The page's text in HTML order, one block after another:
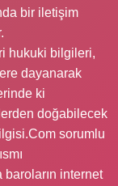
bir iletişim
hukuki bilgileri,
dayanarak
ki
doğabilecek
sorumlu
baroların internet